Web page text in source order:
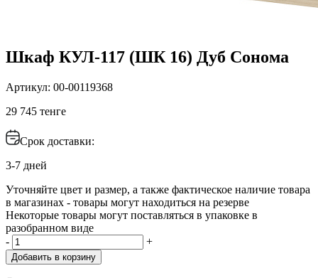
Шкаф КУЛ-117 (ШК 16) Дуб Сонома
Артикул: 00-00119368
29 745 тенге
Срок доставки:
3-7 дней
Уточняйте цвет и размер, а также фактическое наличие товара
в магазинах - товары могут находиться на резерве
Некоторые товары могут поставляться в упаковке в
разобранном виде
-
+
Добавить в корзину